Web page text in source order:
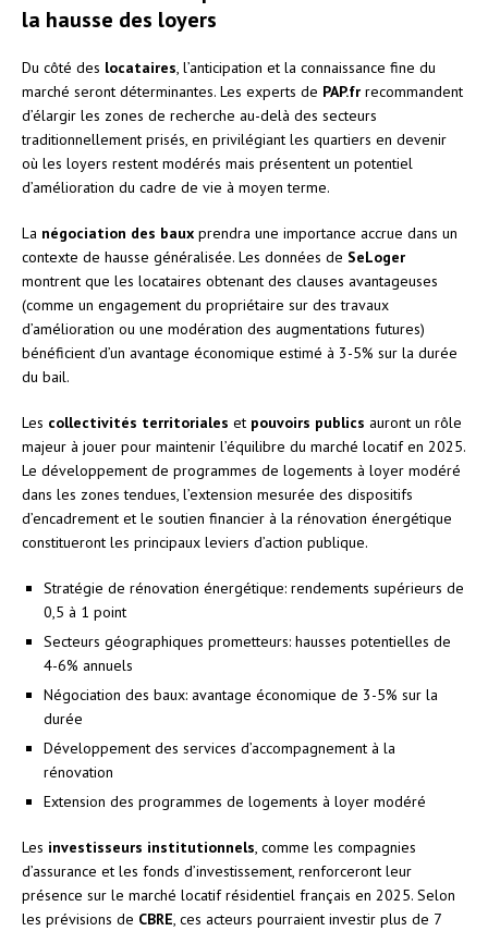
la hausse des loyers
Du côté des locataires , l’anticipation et la connaissance fine du
marché seront déterminantes. Les experts de PAP.fr recommandent
d’élargir les zones de recherche au-delà des secteurs
traditionnellement prisés, en privilégiant les quartiers en devenir
où les loyers restent modérés mais présentent un potentiel
d’amélioration du cadre de vie à moyen terme.
La négociation des baux prendra une importance accrue dans un
contexte de hausse généralisée. Les données de SeLoger
montrent que les locataires obtenant des clauses avantageuses
(comme un engagement du propriétaire sur des travaux
d’amélioration ou une modération des augmentations futures)
bénéficient d’un avantage économique estimé à 3-5% sur la durée
du bail.
Les collectivités territoriales et pouvoirs publics auront un rôle
majeur à jouer pour maintenir l’équilibre du marché locatif en 2025.
Le développement de programmes de logements à loyer modéré
dans les zones tendues, l’extension mesurée des dispositifs
d’encadrement et le soutien financier à la rénovation énergétique
constitueront les principaux leviers d’action publique.
Stratégie de rénovation énergétique: rendements supérieurs de
0,5 à 1 point
Secteurs géographiques prometteurs: hausses potentielles de
4-6% annuels
Négociation des baux: avantage économique de 3-5% sur la
durée
Développement des services d’accompagnement à la
rénovation
Extension des programmes de logements à loyer modéré
Les investisseurs institutionnels , comme les compagnies
d’assurance et les fonds d’investissement, renforceront leur
présence sur le marché locatif résidentiel français en 2025. Selon
les prévisions de CBRE , ces acteurs pourraient investir plus de 7